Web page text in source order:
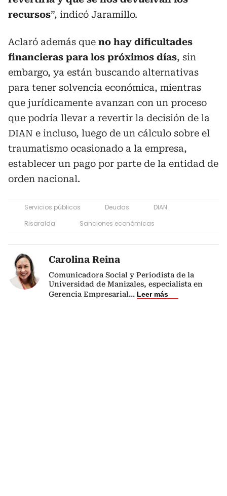
recursos”, indicó Jaramillo.
Aclaró además que no hay dificultades
financieras para los próximos días, sin
embargo, ya están buscando alternativas
para tener solvencia económica, mientras
que jurídicamente avanzan con un proceso
que podría llevar a revertir la decisión de la
DIAN e incluso, luego de un cálculo sobre el
traumatismo ocasionado a la empresa,
establecer un pago por parte de la entidad de
orden nacional.
Servicios públicos Deudas
DIAN
Risaralda
Sanciones económicas
Carolina Reina
Comunicadora Social y Periodista de la
Universidad de Manizales, especialista en
Gerencia Empresarial... Leer más